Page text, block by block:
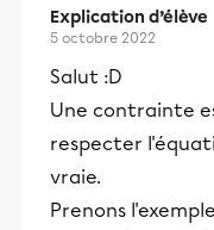
Explication d’élève
5 octobre 2022
Salut :D
Une contrainte
respecter
vraie.
Prenons